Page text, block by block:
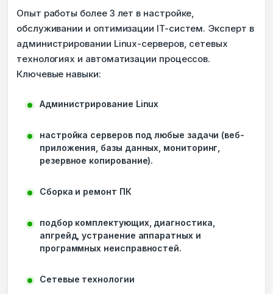
Опыт работы более 3 лет в настройке,
обслуживании и оптимизации IT-систем. Эксперт в
администрировании Linux-серверов, сетевых
технологиях и автоматизации процессов.
Ключевые навыки:
Администрирование Linux
настройка серверов под любые задачи (веб-
приложения, базы данных, мониторинг,
резервное копирование).
Сборка и ремонт ПК
подбор комплектующих, диагностика,
апгрейд, устранение аппаратных и
программных неисправностей.
Сетевые технологии